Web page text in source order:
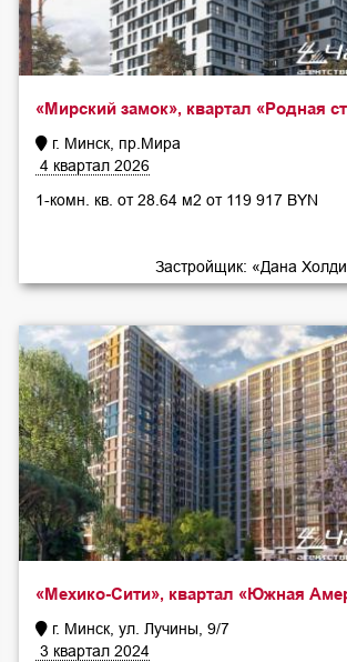
«Мирский замок», квартал «Родная
г. Минск, пр.Мира
4 квартал 2026
1-комн. кв. от 28.64 м2 от 119
Застройщик: «Дана
«Мехико-Сити», квартал «Южная
г. Минск, ул. Лучины, 9/7
3 квартал 2024